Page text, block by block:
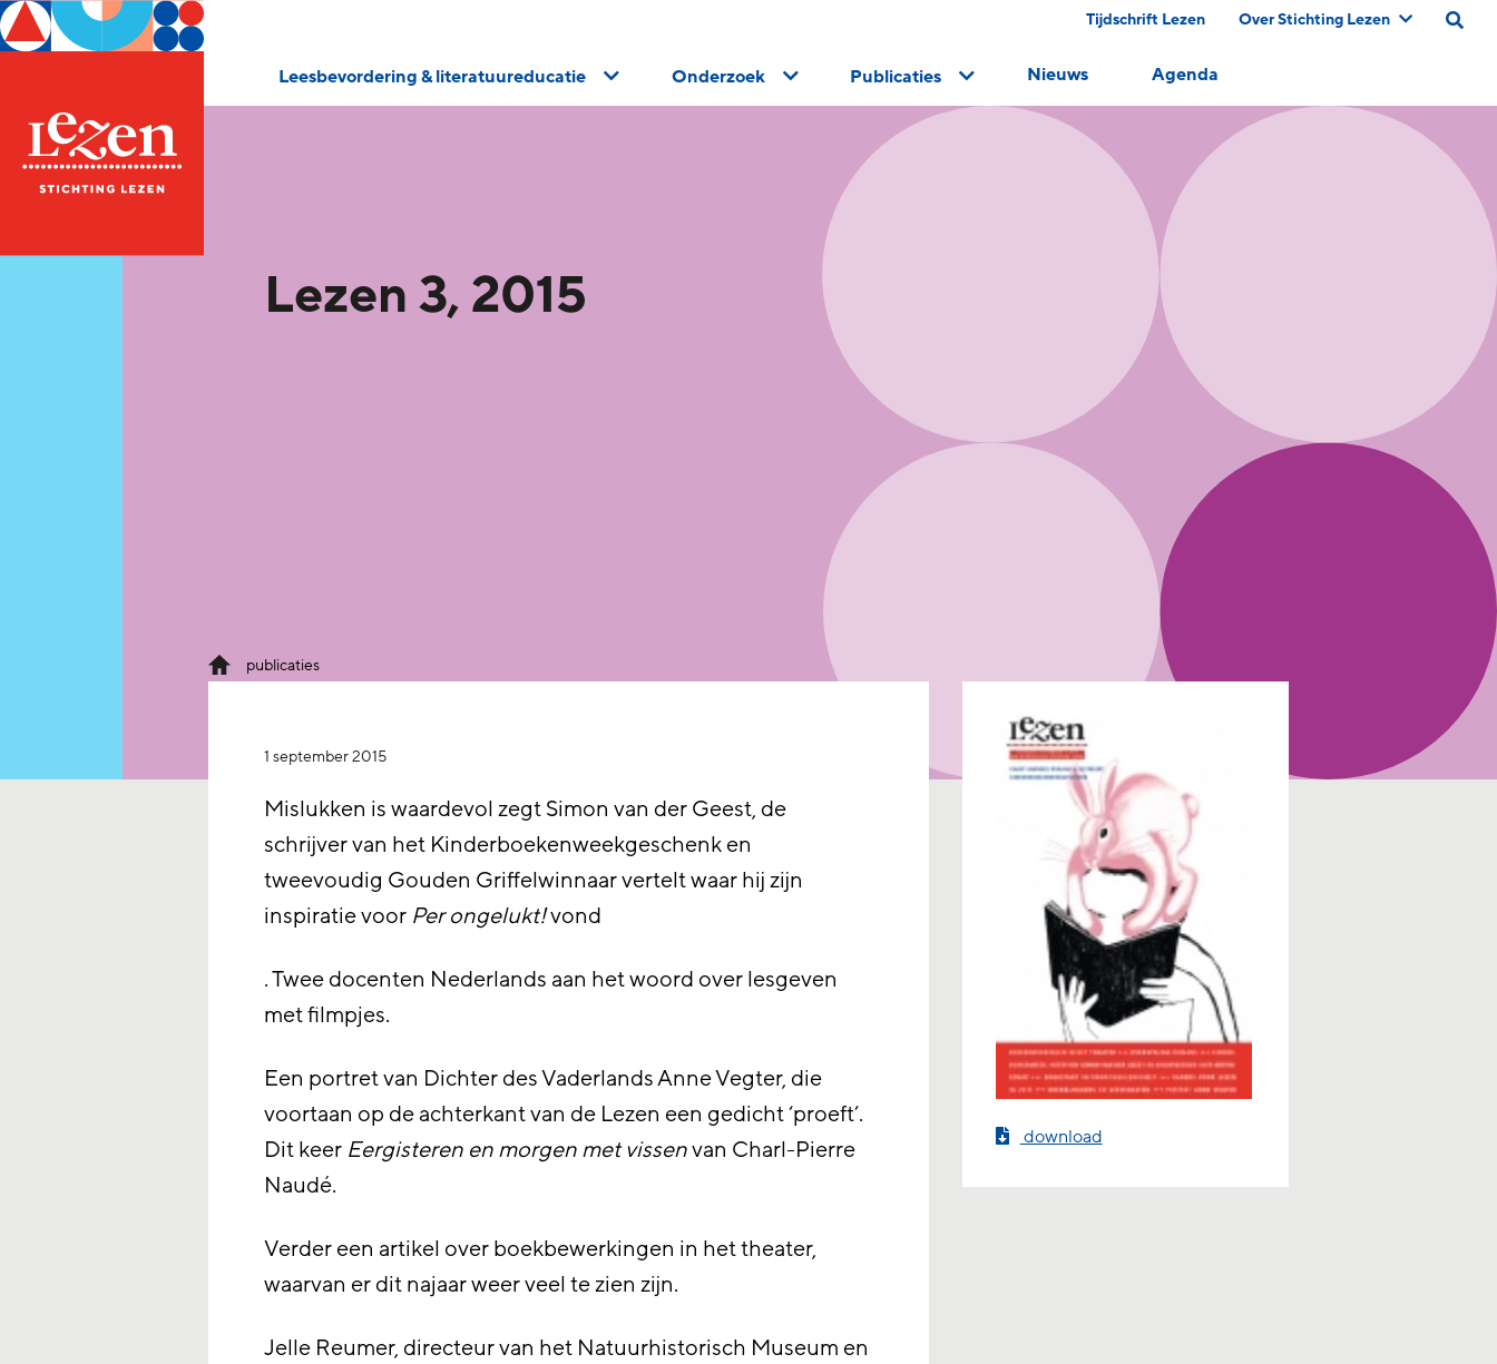
Tijdschrift Lezen Over Stichting Lezen
Leesbevordering & literatuureducatie Onderzoek Publicaties Nieuws Agenda
Lezen 3, 2015
publicaties
download
1 september 2015
Mislukken is waardevol zegt Simon van der Geest, de
schrijver van het Kinderboekenweekgeschenk en
tweevoudig Gouden Griffelwinnaar vertelt waar hij zijn
inspiratie voor Per ongelukt!vond
. Twee docenten Nederlands aan het woord over lesgeven
met filmpjes.
Een portret van Dichter des Vaderlands Anne Vegter, die
voortaan op de achterkant van de Lezen een gedicht ‘proeft’.
Dit keer Eergisteren en morgen met vissenvan Charl-Pierre
Naudé.
Verder een artikel over boekbewerkingen in het theater,
waarvan er dit najaar weer veel te zien zijn.
Jelle Reumer, directeur van het Natuurhistorisch Museum en